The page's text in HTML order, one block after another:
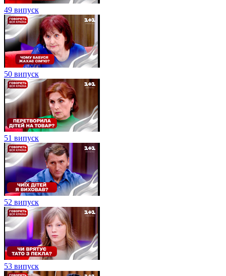
49 випуск
50 випуск
51 випуск
52 випуск
53 випуск